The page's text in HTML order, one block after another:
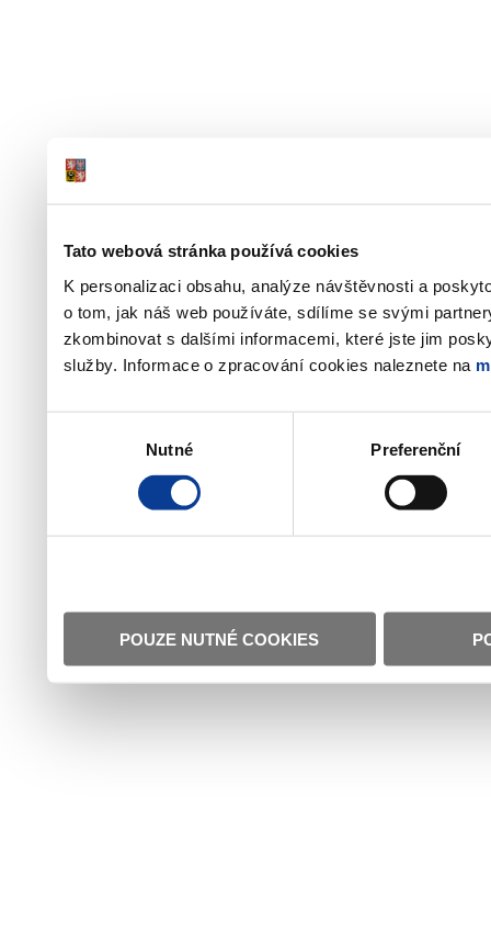
Tato webová stránka používá cookies
K personalizaci obsahu, analýze návštěvnosti a
o tom, jak náš web používáte, sdílíme se svými
zkombinovat s dalšími informacemi, které jste jim
služby. Informace o zpracování cookies naleznete na
Nutné Preferenční
POUZE NUTNÉ COOKIES